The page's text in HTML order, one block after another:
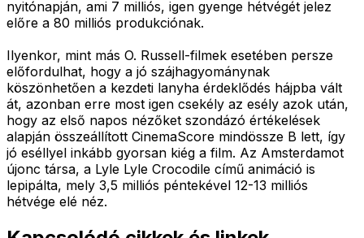
nyitónapján, ami 7 milliós, igen gyenge hétvégét jelez
előre a 80 milliós produkciónak.
Ilyenkor, mint más O. Russell-filmek esetében persze
előfordulhat, hogy a jó szájhagyománynak
köszönhetően a kezdeti lanyha érdeklődés hájpba vált
át, azonban erre most igen csekély az esély azok után,
hogy az első napos nézőket szondázó értékelések
alapján összeállított CinemaScore mindössze B lett, így
jó eséllyel inkább gyorsan kiég a film. Az Amsterdamot
újonc társa, a Lyle Lyle Crocodile című animáció is
lepipálta, mely 3,5 milliós péntekével 12-13 milliós
hétvége elé néz.